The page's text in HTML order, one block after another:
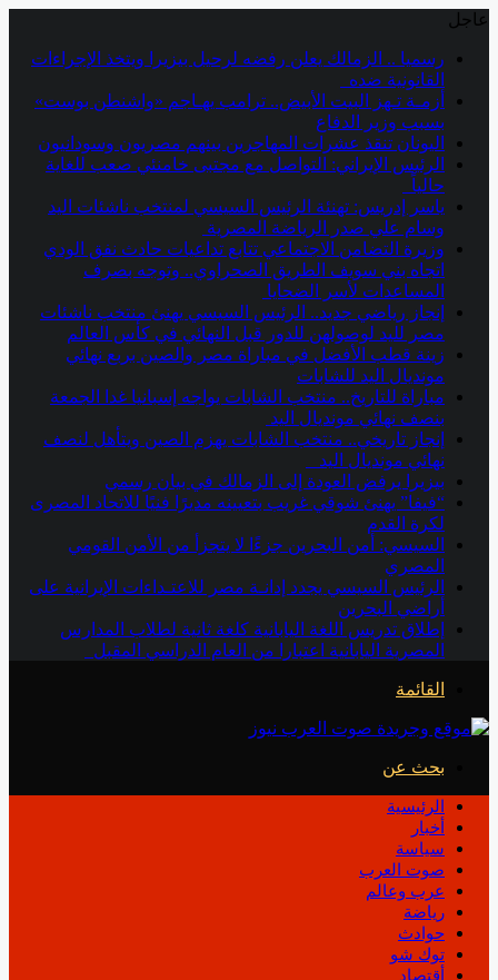
عاجل
رسميا .. الزمالك يعلن رفضه لرحيل بيزيرا ويتخذ الإجراءات
القانونية ضده
أزمـة تـهز البيت الأبيض.. ترامب يهـاجم «واشنطن بوست»
بسبب وزير الدفاع
اليونان تنقذ عشرات المهاجرين بينهم مصريون وسودانيون
الرئيس الإيراني: التواصل مع مجتبى خامنئي صعب للغاية
حالياً
ياسر إدريس: تهنئة الرئيس السيسي لمنتخب ناشئات اليد
وسام علي صدر الرياضة المصرية
وزيرة التضامن الاجتماعي تتابع تداعيات حادث نفق الودي
اتجاه بني سويف الطريق الصحراوي.. وتوجه بصرف
المساعدات لأسر الضحايا
إنجاز رياضي جديد.. الرئيس السيسي يهنئ منتخب ناشئات
مصر لليد لوصولهن للدور قبل النهائي في كأس العالم
زينة قطب الأفضل في مباراة مصر والصين بربع نهائي
مونديال اليد للشابات
مباراة للتاريخ.. منتخب الشابات يواجه إسبانيا غدا الجمعة
بنصف نهائي مونديال اليد
إنجاز تاريخي.. منتخب الشابات يهزم الصين ويتأهل لنصف
نهائي مونديال اليد
بيزيرا يرفض العودة إلى الزمالك في بيان رسمي
“فيفا” يهنئ شوقي غريب بتعيينه مديرًا فنيًا للاتحاد المصرى
لكرة القدم
السيسي: أمن البحرين جزءًا لا يتجزأ من الأمن القومي
المصري
الرئيس السيسي يجدد إدانـة مصر للاعتـداءات الإيرانية على
أراضي البحرين
إطلاق تدريس اللغة اليابانية كلغة ثانية لطلاب المدارس
المصرية اليابانية اعتبارا من العام الدراسي المقبل
القائمة
بحث عن
الرئيسية
أخبار
سياسة
صوت العرب
عرب وعالم
رياضة
حوادث
توك شو
أقتصاد